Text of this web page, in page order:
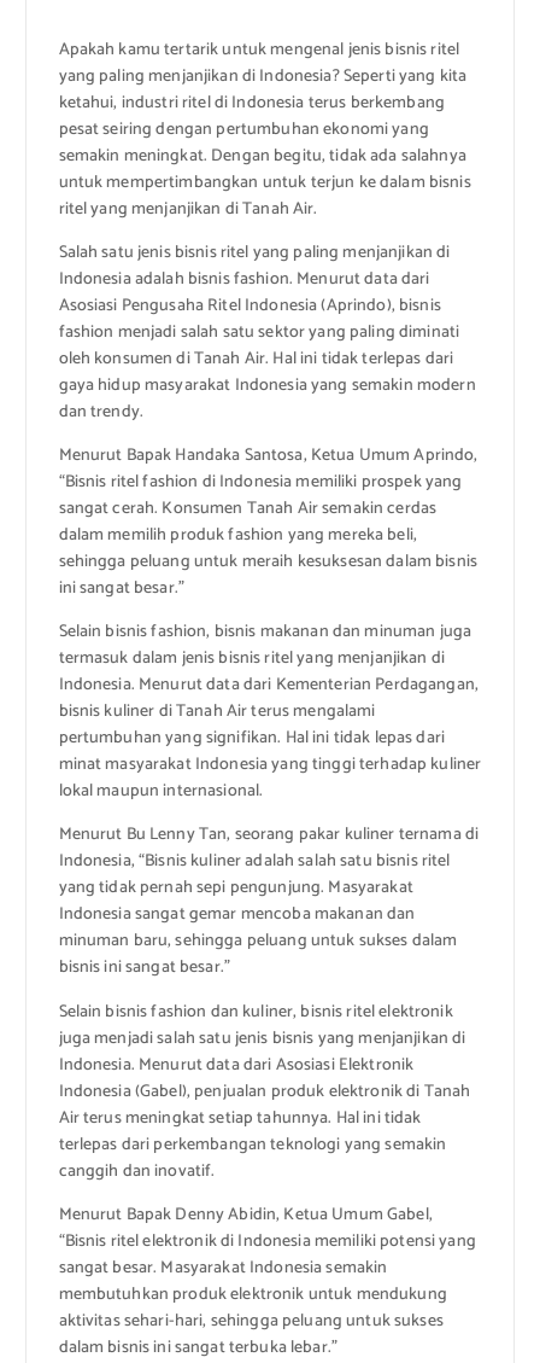
Apakah kamu tertarik untuk mengenal jenis bisnis ritel
yang paling menjanjikan di Indonesia? Seperti yang kita
ketahui, industri ritel di Indonesia terus berkembang
pesat seiring dengan pertumbuhan ekonomi yang
semakin meningkat. Dengan begitu, tidak ada salahnya
untuk mempertimbangkan untuk terjun ke dalam bisnis
ritel yang menjanjikan di Tanah Air.
Salah satu jenis bisnis ritel yang paling menjanjikan di
Indonesia adalah bisnis fashion. Menurut data dari
Asosiasi Pengusaha Ritel Indonesia (Aprindo), bisnis
fashion menjadi salah satu sektor yang paling diminati
oleh konsumen di Tanah Air. Hal ini tidak terlepas dari
gaya hidup masyarakat Indonesia yang semakin modern
dan trendy.
Menurut Bapak Handaka Santosa, Ketua Umum Aprindo,
“Bisnis ritel fashion di Indonesia memiliki prospek yang
sangat cerah. Konsumen Tanah Air semakin cerdas
dalam memilih produk fashion yang mereka beli,
sehingga peluang untuk meraih kesuksesan dalam bisnis
ini sangat besar.”
Selain bisnis fashion, bisnis makanan dan minuman juga
termasuk dalam jenis bisnis ritel yang menjanjikan di
Indonesia. Menurut data dari Kementerian Perdagangan,
bisnis kuliner di Tanah Air terus mengalami
pertumbuhan yang signifikan. Hal ini tidak lepas dari
minat masyarakat Indonesia yang tinggi terhadap kuliner
lokal maupun internasional.
Menurut Bu Lenny Tan, seorang pakar kuliner ternama di
Indonesia, “Bisnis kuliner adalah salah satu bisnis ritel
yang tidak pernah sepi pengunjung. Masyarakat
Indonesia sangat gemar mencoba makanan dan
minuman baru, sehingga peluang untuk sukses dalam
bisnis ini sangat besar.”
Selain bisnis fashion dan kuliner, bisnis ritel elektronik
juga menjadi salah satu jenis bisnis yang menjanjikan di
Indonesia. Menurut data dari Asosiasi Elektronik
Indonesia (Gabel), penjualan produk elektronik di Tanah
Air terus meningkat setiap tahunnya. Hal ini tidak
terlepas dari perkembangan teknologi yang semakin
canggih dan inovatif.
Menurut Bapak Denny Abidin, Ketua Umum Gabel,
“Bisnis ritel elektronik di Indonesia memiliki potensi yang
sangat besar. Masyarakat Indonesia semakin
membutuhkan produk elektronik untuk mendukung
aktivitas sehari-hari, sehingga peluang untuk sukses
dalam bisnis ini sangat terbuka lebar.”